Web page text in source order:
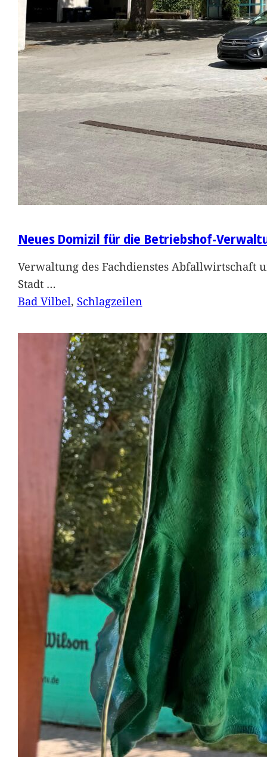
Neues Domizil für die Betriebshof-
Verwaltung des Fachdienstes Abfallwirtschaft
Stadt …
Bad Vilbel, Schlagzeilen